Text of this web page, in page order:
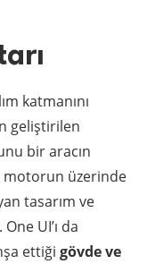
katmanını
geliştirilen
bir aracın
motorun üzerinde
tasarım ve
UI’ı da
ettiği gövde ve